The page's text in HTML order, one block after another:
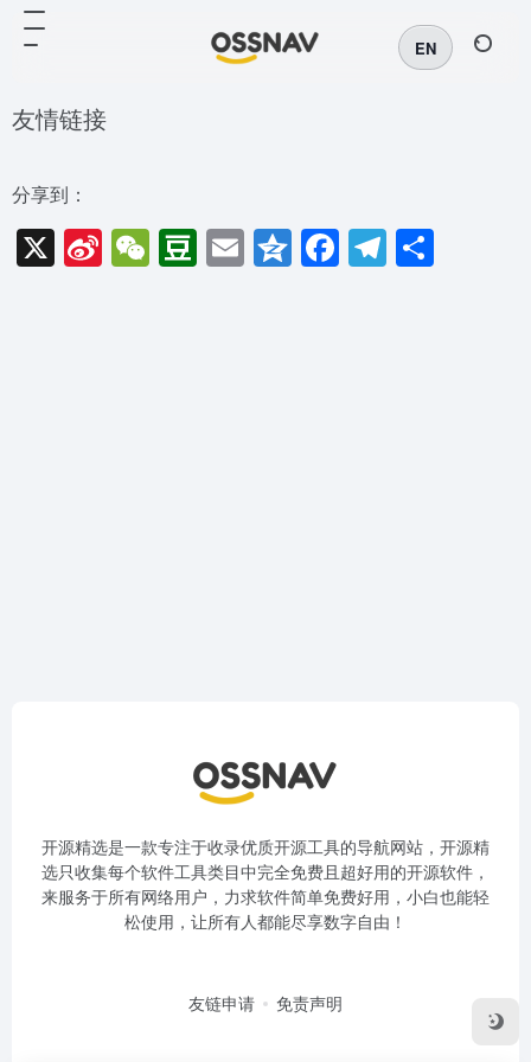
EN
友情链接
分享到：
X Sina
Weibo
WeChat
Douban
EmailQzone
Facebook
开源精选是一款专注于收录优质开源工具的导航网站，开源精
选只收集每个软件工具类目中完全免费且超好用的开源软件，
来服务于所有网络用户，力求软件简单免费好用，小白也能轻
松使用，让所有人都能尽享数字自由！
友链申请 免责声明